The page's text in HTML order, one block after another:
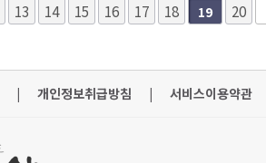
13 14 15 16 17 18 19 20
| 개인정보취급방침 | 서비스이용약관